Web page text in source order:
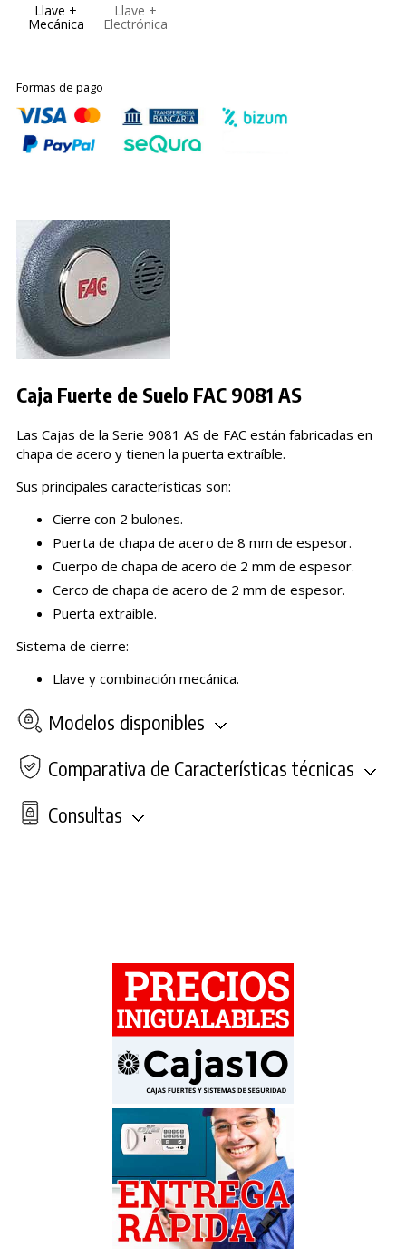
Llave +
Mecánica
Llave +
Electrónica
Formas de pago
Caja Fuerte de Suelo FAC 9081 AS
Las Cajas de la Serie 9081 AS de FAC están fabricadas en
chapa de acero y tienen la puerta extraíble.
Sus principales características son:
Cierre con 2 bulones.
Puerta de chapa de acero de 8 mm de espesor.
Cuerpo de chapa de acero de 2 mm de espesor.
Cerco de chapa de acero de 2 mm de espesor.
Puerta extraíble.
Sistema de cierre:
Llave y combinación mecánica.
Modelos disponibles
Comparativa de Características técnicas
Consultas